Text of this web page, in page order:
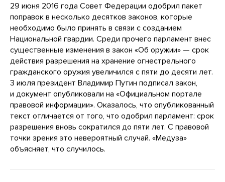
29 июня 2016 года Совет Федерации одобрил пакет
поправок в несколько десятков законов, которые
необходимо было принять в связи с созданием
Национальной гвардии. Среди прочего парламент внес
существенные изменения в закон «Об оружии» — срок
действия разрешения на хранение огнестрельного
гражданского оружия увеличился с пяти до десяти лет.
3 июля президент Владимир Путин подписал закон,
и документ опубликовали на «Официальном портале
правовой информации». Оказалось, что опубликованный
текст отличается от того, что одобрил парламент: срок
разрешения вновь сократился до пяти лет. С правовой
точки зрения это невероятный случай. «Медуза»
объясняет, что случилось.